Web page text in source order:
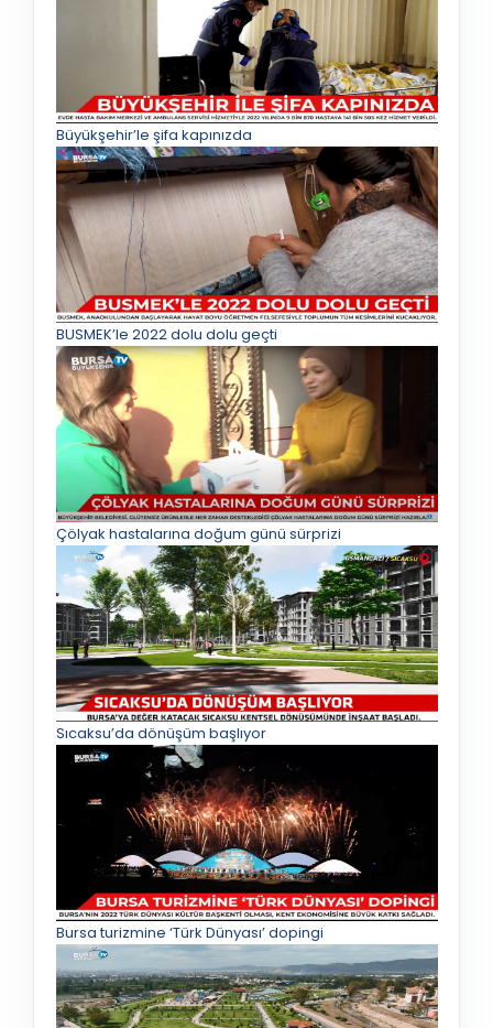
Büyükşehir’le şifa kapınızda
BUSMEK’le 2022 dolu dolu geçti
Çölyak hastalarına doğum günü sürprizi
Sıcaksu’da dönüşüm başlıyor
Bursa turizmine ‘Türk Dünyası’ dopingi